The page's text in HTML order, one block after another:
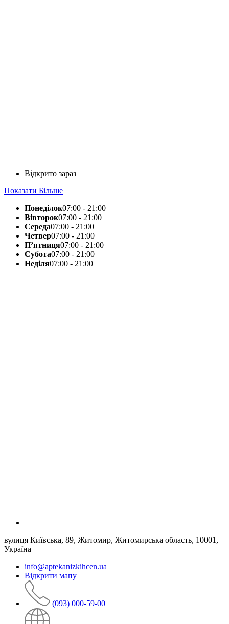
Відкрито зараз
Показати Більше
Понеділок07:00 - 21:00
Вівторок07:00 - 21:00
Середа07:00 - 21:00
Четвер07:00 - 21:00
П’ятниця07:00 - 21:00
Субота07:00 - 21:00
Неділя07:00 - 21:00
вулиця Київська, 89, Житомир, Житомирська область, 10001,
Україна
info@aptekanizkihcen.ua
Відкрити мапу
(093) 000-59-00